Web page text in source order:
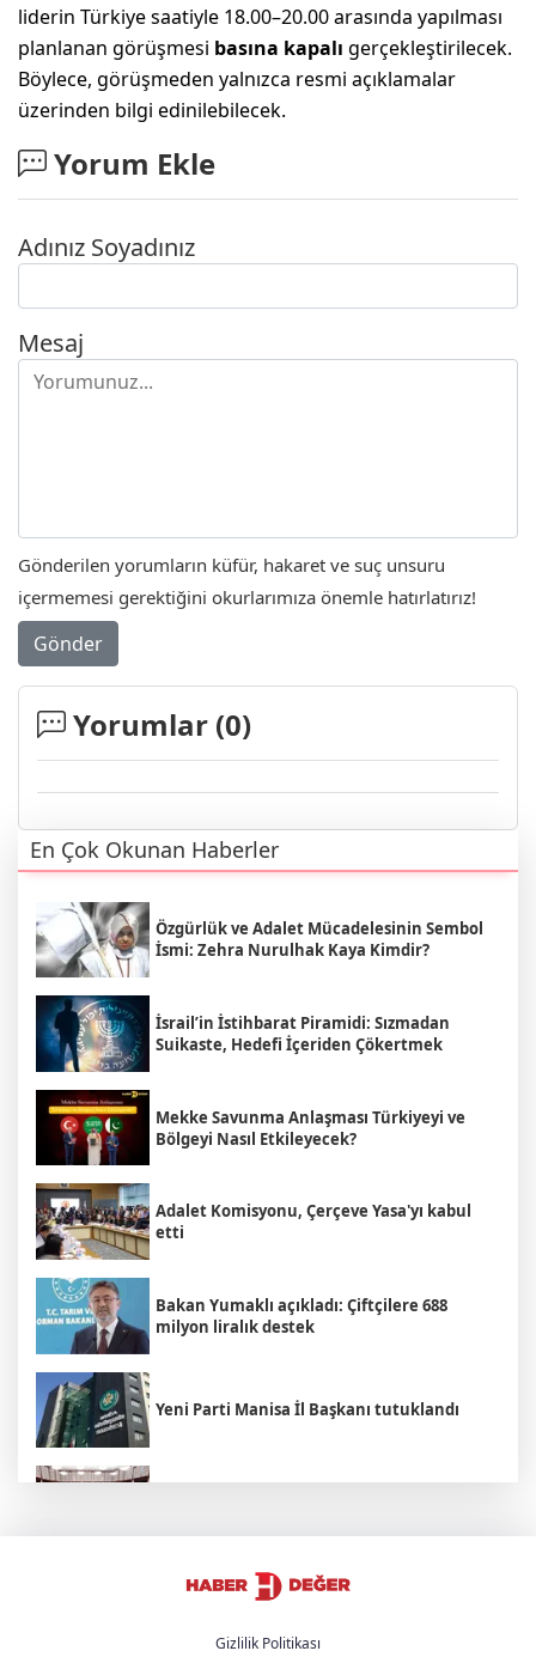
liderin Türkiye saatiyle 18.00–20.00 arasında yapılması
planlanan görüşmesi basına kapalı gerçekleştirilecek.
Böylece, görüşmeden yalnızca resmi açıklamalar
üzerinden bilgi edinilebilecek.
Yorum Ekle
Adınız Soyadınız
Mesaj
Gönderilen yorumların küfür, hakaret ve suç unsuru
içermemesi gerektiğini okurlarımıza önemle hatırlatırız!
Gönder
Yorumlar (0)
En Çok Okunan Haberler
Özgürlük ve Adalet Mücadelesinin Sembol
İsmi: Zehra Nurulhak Kaya Kimdir?
İsrail’in İstihbarat Piramidi: Sızmadan
Suikaste, Hedefi İçeriden Çökertmek
Mekke Savunma Anlaşması Türkiyeyi ve
Bölgeyi Nasıl Etkileyecek?
Adalet Komisyonu, Çerçeve Yasa'yı kabul
etti
Bakan Yumaklı açıkladı: Çiftçilere 688
milyon liralık destek
Yeni Parti Manisa İl Başkanı tutuklandı
Adalet Bakanı Akın Gürlek: "Yaptığınız
yanınıza kar kalmayacak"
Gizlilik Politikası